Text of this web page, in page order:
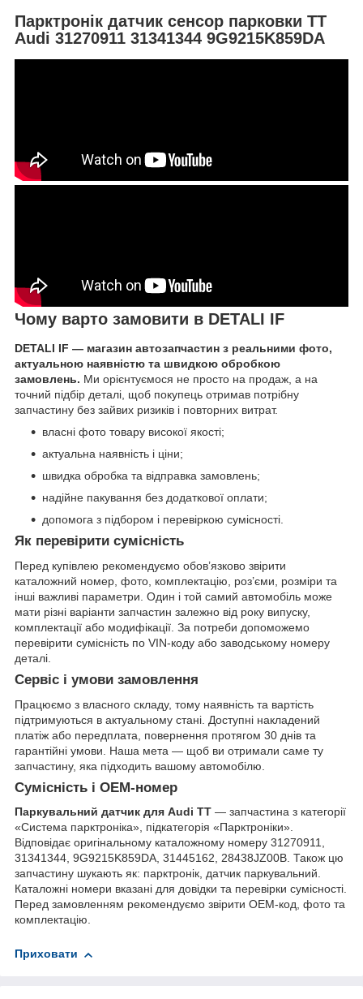
Парктронік датчик сенсор парковки TT
Audi 31270911 31341344 9G9215K859DA
Чому варто замовити в DETALI IF
DETALI IF — магазин автозапчастин з реальними фото,
актуальною наявністю та швидкою обробкою
замовлень. Ми орієнтуємося не просто на продаж, а на
точний підбір деталі, щоб покупець отримав потрібну
запчастину без зайвих ризиків і повторних витрат.
власні фото товару високої якості;
актуальна наявність і ціни;
швидка обробка та відправка замовлень;
надійне пакування без додаткової оплати;
допомога з підбором і перевіркою сумісності.
Як перевірити сумісність
Перед купівлею рекомендуємо обов’язково звірити
каталожний номер, фото, комплектацію, роз’єми, розміри та
інші важливі параметри. Один і той самий автомобіль може
мати різні варіанти запчастин залежно від року випуску,
комплектації або модифікації. За потреби допоможемо
перевірити сумісність по VIN-коду або заводському номеру
деталі.
Сервіс і умови замовлення
Працюємо з власного складу, тому наявність та вартість
підтримуються в актуальному стані. Доступні накладений
платіж або передплата, повернення протягом 30 днів та
гарантійні умови. Наша мета — щоб ви отримали саме ту
запчастину, яка підходить вашому автомобілю.
Сумісність і OEM-номер
Паркувальний датчик для Audi TT — запчастина з категорії
«Система парктроніка», підкатегорія «Парктроніки».
Відповідає оригінальному каталожному номеру 31270911,
31341344, 9G9215K859DA, 31445162, 28438JZ00B. Також цю
запчастину шукають як: парктронік, датчик паркувальний.
Каталожні номери вказані для довідки та перевірки сумісності.
Перед замовленням рекомендуємо звірити OEM-код, фото та
комплектацію.
Приховати